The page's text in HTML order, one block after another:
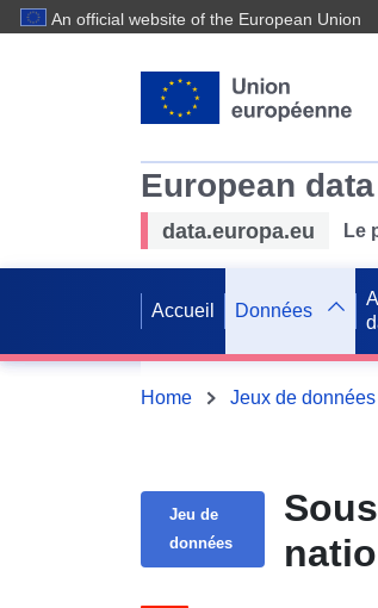
An official website of the European Union
European data
data.europa.eu Le
Accueil Données
Home Jeux de données
Jeu de
données